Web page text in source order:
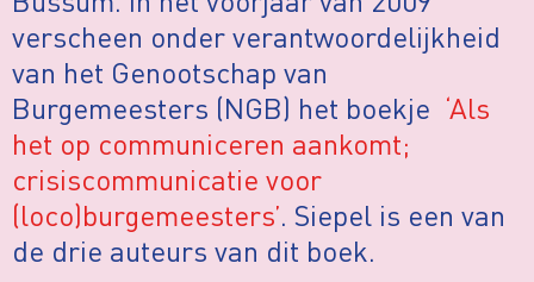
verscheen onder verantwoordelijkheid
van het Genootschap van
Burgemeesters (NGB) het boekje ‘Als
het op communiceren aankomt;
crisiscommunicatie voor
(loco)burgemeesters’. Siepel is een van
de drie auteurs van dit boek.